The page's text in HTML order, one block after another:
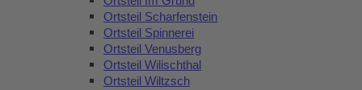
Ortsteil Scharfenstein
Ortsteil Spinnerei
Ortsteil Venusberg
Ortsteil Wilischthal
Ortsteil Wiltzsch